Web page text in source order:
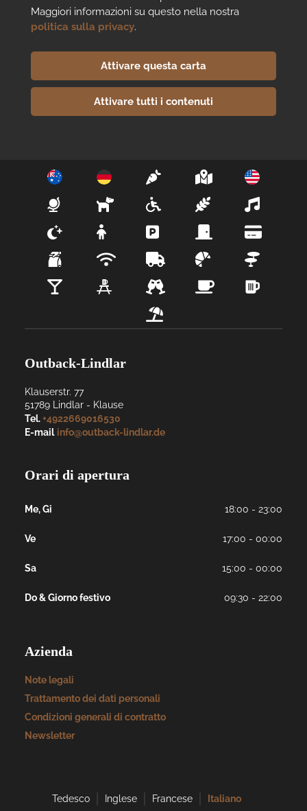
Maggiori informazioni su questo nella nostra
politica sulla privacy.
Attivare questa carta
Attivare tutti i contenuti
Outback-Lindlar
Klauserstr. 77
51789
Lindlar - Klause
Tel.+4922669016530
E-mail info@outback-lindlar.de
Orari di apertura
Me, Gi 18:00 - 23:00
Ve 17:00 - 00:00
Sa 15:00 - 00:00
Do & Giorno festivo 09:30 - 22:00
Azienda
Note legali
Trattamento dei dati personali
Condizioni generali di contratto
Newsletter
Tedesco Inglese Francese Italiano